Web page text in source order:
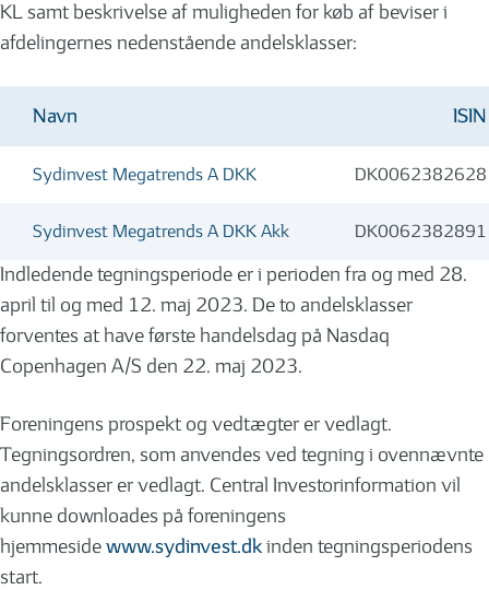
KL samt beskrivelse af muligheden for køb af beviser i
afdelingernes nedenstående andelsklasser:
Navn ISIN
Sydinvest Megatrends A DKK DK0062382628
Sydinvest Megatrends A DKK Akk DK0062382891
Indledende tegningsperiode er i perioden fra og med 28.
april til og med 12. maj 2023. De to andelsklasser
forventes at have første handelsdag på Nasdaq
Copenhagen A/S den 22. maj 2023.
Foreningens prospekt og vedtægter er vedlagt.
Tegningsordren, som anvendes ved tegning i ovennævnte
andelsklasser er vedlagt. Central Investorinformation vil
kunne downloades på foreningens
hjemmesidewww.sydinvest.dkinden tegningsperiodens
start.